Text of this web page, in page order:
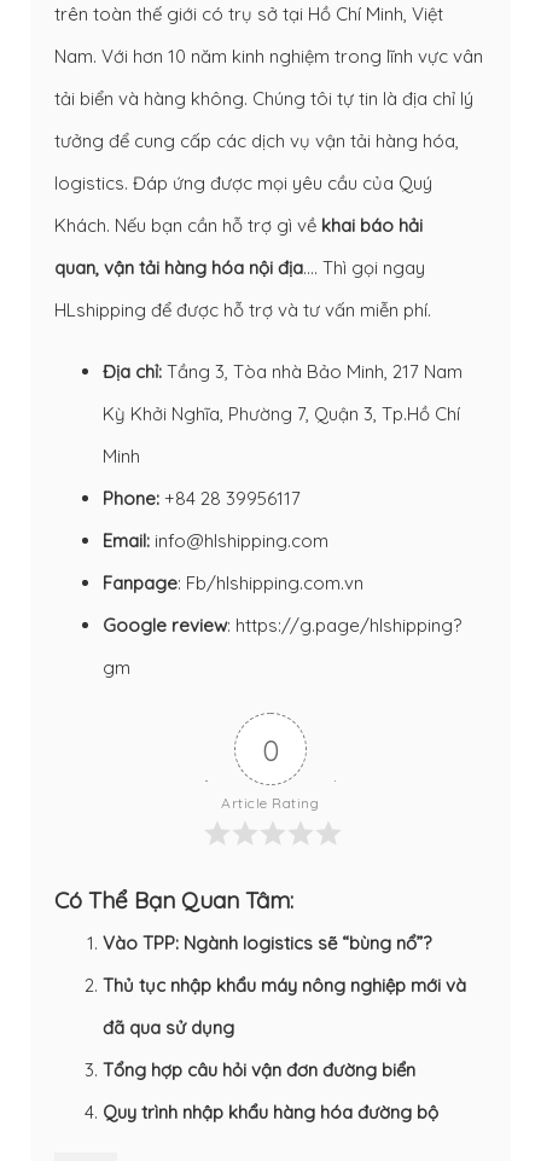
trên toàn thế giới có trụ sở tại Hồ Chí Minh, Việt
Nam. Với hơn 10 năm kinh nghiệm trong lĩnh vực vân
tải biển và hàng không. Chúng tôi tự tin là địa chỉ lý
tưởng để cung cấp các dịch vụ vận tải hàng hóa,
logistics. Đáp ứng được mọi yêu cầu của Quý
Khách. Nếu bạn cần hỗ trợ gì về khai báo hải
quan, vận tải hàng hóa nội địa…. Thì gọi ngay
HLshipping để được hỗ trợ và tư vấn miễn phí.
Địa chỉ: Tầng 3, Tòa nhà Bảo Minh, 217 Nam
Kỳ Khởi Nghĩa, Phường 7, Quận 3, Tp.Hồ Chí
Minh
Phone: +84 28 39956117
Email: info@hlshipping.com
Fanpage: Fb/hlshipping.com.vn
Google review: https://g.page/hlshipping?
gm
0
Article Rating
Có Thể Bạn Quan Tâm:
Vào TPP: Ngành logistics sẽ “bùng nổ”?
Thủ tục nhập khẩu máy nông nghiệp mới và
đã qua sử dụng
Tổng hợp câu hỏi vận đơn đường biển
Quy trình nhập khẩu hàng hóa đường bộ